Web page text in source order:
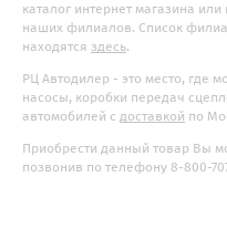
каталог интернет магазина
наших филиалов. Список
находятся здесь.
РЦ Автодилер - это место, где
насосы, коробки передач
автомобилей с доставкой по
Приобрести данный товар Вы
позвонив по телефону 8-800-